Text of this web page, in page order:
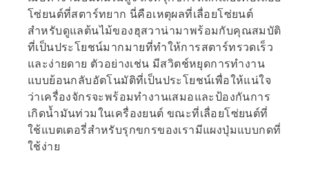
โซ่ยนต์ที่สตาร์ทยาก นี่คือเหตุผลที่เลื่อยโซ่ยนต์
สำหรับดูแลต้นไม้ของฮุสวาน่ามาพร้อมกับคุณสมบัติ
ที่เป็นประโยชน์มากมายที่ทำให้การสตาร์ทรวดเร็ว
และง่ายดาย ตัวอย่างเช่น มีสวิตช์หยุดการทำงาน
แบบย้อนกลับอัตโนมัติที่เป็นประโยชน์เพื่อให้แน่ใจ
ว่าเครื่องจักรจะพร้อมทำงานเสมอและป้องกันการ
เกิดน้ำมันท่วมในเครื่องยนต์ ขณะที่เลื่อยโซ่ยนต์ที่
ใช้แบตเตอรี่สำหรับรุกขกรของเรามีแผงปุ่มแบบกดที่
ใช้ง่าย